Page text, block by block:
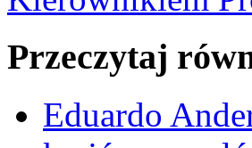
Przeczytaj
Eduardo